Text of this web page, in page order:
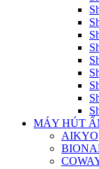
MÁY HÚT
AIKYO